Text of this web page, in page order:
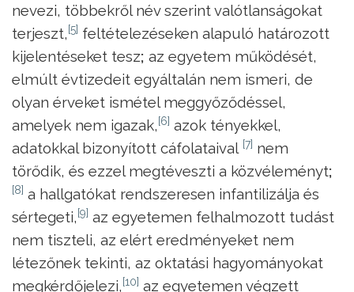
nevezi, többekről név szerint valótlanságokat
terjeszt, [5] feltételezéseken alapuló határozott
kijelentéseket tesz; az egyetem működését,
elmúlt évtizedeit egyáltalán nem ismeri, de
olyan érveket ismétel meggyőződéssel,
amelyek nem igazak, [6] azok tényekkel,
adatokkal bizonyított cáfolataival [7] nem
törődik, és ezzel megtéveszti a közvéleményt;
[8] a hallgatókat rendszeresen infantilizálja és
sértegeti, [9] az egyetemen felhalmozott tudást
nem tiszteli, az elért eredményeket nem
létezőnek tekinti, az oktatási hagyományokat
megkérdőjelezi, [10] az egyetemen végzett